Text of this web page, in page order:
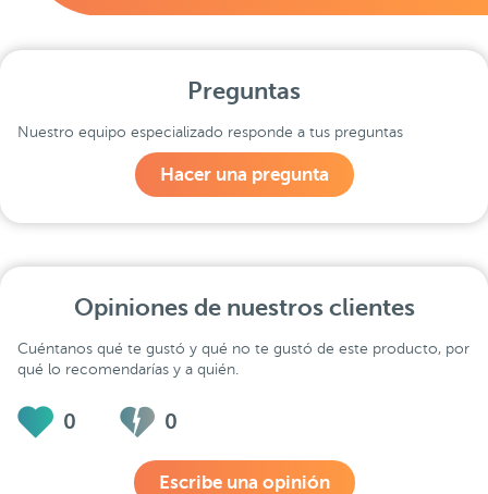
Preguntas
Nuestro equipo especializado responde a tus preguntas
Hacer una pregunta
Opiniones de nuestros clientes
Cuéntanos qué te gustó y qué no te gustó de este producto, por
qué lo recomendarías y a quién.
0 0
Escribe una opinión